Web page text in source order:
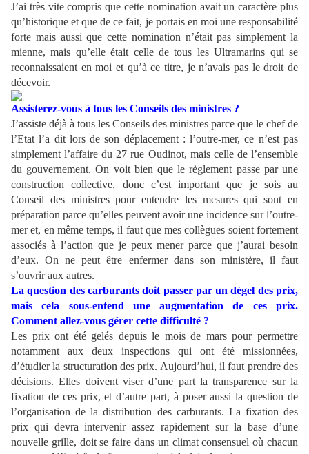
J’ai très vite compris que cette nomination avait un caractère plus
qu’historique et que de ce fait, je portais en moi une responsabilité
forte mais aussi que cette nomination n’était pas simplement la
mienne, mais qu’elle était celle de tous les Ultramarins qui se
reconnaissaient en moi et qu’à ce titre, je n’avais pas le droit de
décevoir.
Assisterez-vous à tous les Conseils des ministres ?
J’assiste déjà à tous les Conseils des ministres parce que le chef de
l’Etat l’a dit lors de son déplacement : l’outre-mer, ce n’est pas
simplement l’affaire du 27 rue Oudinot, mais celle de l’ensemble
du gouvernement. On voit bien que le règlement passe par une
construction collective, donc c’est important que je sois au
Conseil des ministres pour entendre les mesures qui sont en
préparation parce qu’elles peuvent avoir une incidence sur l’outre-
mer et, en même temps, il faut que mes collègues soient fortement
associés à l’action que je peux mener parce que j’aurai besoin
d’eux. On ne peut être enfermer dans son ministère, il faut
s’ouvrir aux autres.
La question des carburants doit passer par un dégel des prix,
mais cela sous-entend une augmentation de ces prix.
Comment allez-vous gérer cette difficulté ?
Les prix ont été gelés depuis le mois de mars pour permettre
notamment aux deux inspections qui ont été missionnées,
d’étudier la structuration des prix. Aujourd’hui, il faut prendre des
décisions. Elles doivent viser d’une part la transparence sur la
fixation de ces prix, et d’autre part, à poser aussi la question de
l’organisation de la distribution des carburants. La fixation des
prix qui devra intervenir assez rapidement sur la base d’une
nouvelle grille, doit se faire dans un climat consensuel où chacun